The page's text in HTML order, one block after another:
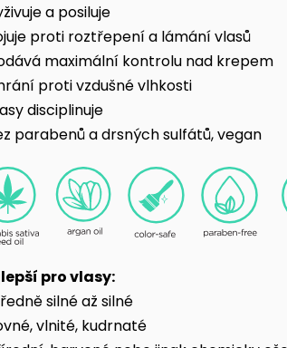
a posiluje
proti roztřepení a lámání vlasů
maximální kontrolu nad krepem
proti vzdušné vlhkosti
disciplinuje
parabenů a drsných sulfátů, vegan
pro vlasy:
silné až silné
vlnité, kudrnaté